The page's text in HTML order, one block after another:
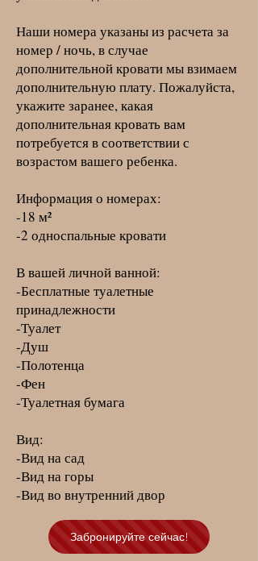
Наши номера указаны из расчета за
номер / ночь, в случае
дополнительной кровати мы взимаем
дополнительную плату. Пожалуйста,
укажите заранее, какая
дополнительная кровать вам
потребуется в соответствии с
возрастом вашего ребенка.
Информация о номерах:
-18 м²
-2 односпальные кровати
В вашей личной ванной:
-Бесплатные туалетные
принадлежности
-Туалет
-Душ
-Полотенца
-Фен
-Туалетная бумага
Вид:
-Вид на сад
-Вид на горы
-Вид во внутренний двор
Забронируйте сейчас!